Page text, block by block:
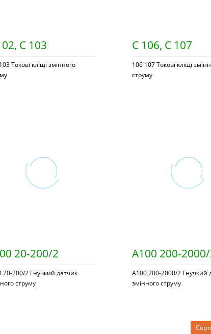
С 103
Токові кліщі змінного
С 106, С 107
106 107 Токові кліщі
струму
20-200/2
20-200/2 Гнучкий датчик
струму
A100 200-
A100 200-2000/2 Гнучкий
змінного струму